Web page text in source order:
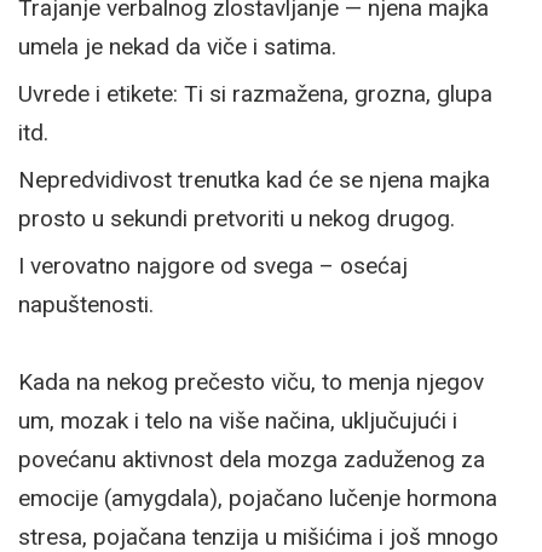
Trajanje verbalnog zlostavljanje — njena majka
umela je nekad da viče i satima.
Uvrede i etikete: Ti si razmažena, grozna, glupa
itd.
Nepredvidivost trenutka kad će se njena majka
prosto u sekundi pretvoriti u nekog drugog.
I verovatno najgore od svega – osećaj
napuštenosti.
Kada na nekog prečesto viču, to menja njegov
um, mozak i telo na više načina, uključujući i
povećanu aktivnost dela mozga zaduženog za
emocije (amygdala), pojačano lučenje hormona
stresa, pojačana tenzija u mišićima i još mnogo